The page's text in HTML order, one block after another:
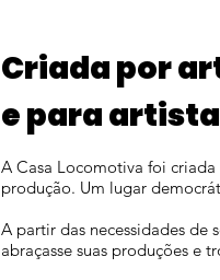
Criada por
e para
A Casa Locomotiva foi
produção. Um lugar
A partir das necessidades de
abraçasse suas produções e